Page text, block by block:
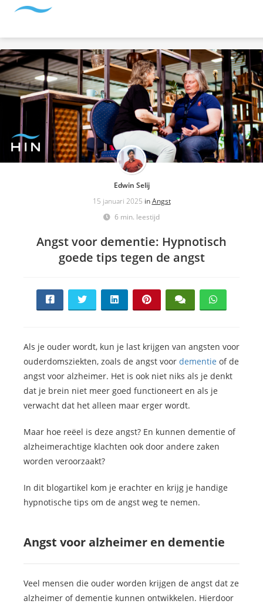
Edwin Selij
15 januari 2025 inAngst
6 min. leestijd
Angst voor dementie: Hypnotisch
goede tips tegen de angst
Als je ouder wordt, kun je last krijgen van angsten voor
ouderdomsziekten, zoals de angst voor dementie of de
angst voor alzheimer. Het is ook niet niks als je denkt
dat je brein niet meer goed functioneert en als je
verwacht dat het alleen maar erger wordt.
Maar hoe reëel is deze angst? En kunnen dementie of
alzheimerachtige klachten ook door andere zaken
worden veroorzaakt?
In dit blogartikel kom je erachter en krijg je handige
hypnotische tips om de angst weg te nemen.
Angst voor alzheimer en dementie
Veel mensen die ouder worden krijgen de angst dat ze
alzheimer of dementie kunnen ontwikkelen. Hierdoor